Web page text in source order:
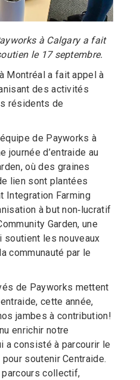
à Calgary a fait
le 17 septembre.
Montréal a fait appel à
des activités
résidents de
de Payworks à
journée d’entraide au
où des graines
lien sont plantées
Integration Farming
à but non‑lucratif
Garden, une
soutient les nouveaux
communauté par le
de Payworks mettent
cette année,
jambes à contribution!
enrichir notre
a consisté à parcourir le
soutenir Centraide.
collectif,